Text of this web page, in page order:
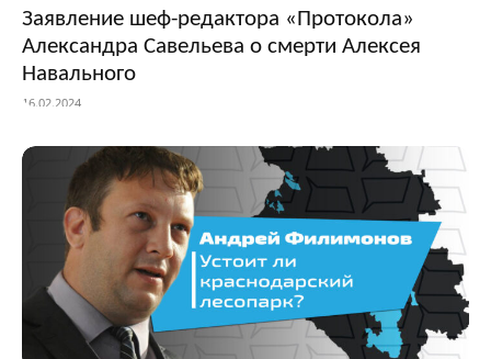
Заявление шеф-редактора «Протокола»
Александра Савельева о смерти Алексея
Навального
16.02.2024